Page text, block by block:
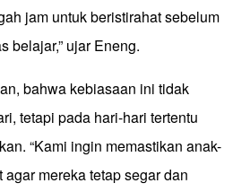
jam untuk beristirahat sebelum
belajar,” ujar Eneng.
bahwa kebiasaan ini tidak
tetapi pada hari-hari tertentu
“Kami ingin memastikan anak-
mereka tetap segar dan